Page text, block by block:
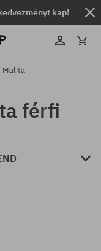
kap!
Malita
férfi